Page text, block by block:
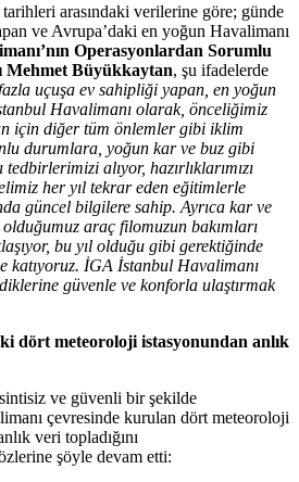
arasındaki verilerine göre; günde
ve Avrupa’daki en yoğun Havalimanı
Operasyonlardan Sorumlu
Mehmet Büyükkaytan, şu ifadelerde
uçuşa ev sahipliği yapan, en yoğun
Havalimanı olarak, önceliğimiz
için diğer tüm önlemler gibi iklim
durumlara, yoğun kar ve buz gibi
alıyor, hazırlıklarımızı
her yıl tekrar eden eğitimlerle
güncel bilgilere sahip. Ayrıca kar ve
araç filomuzun bakımları
bu yıl olduğu gibi gerektiğinde
katıyoruz. İGA İstanbul Havalimanı
güvenle ve konforla ulaştırmak
dört meteoroloji istasyonundan anlık
ve güvenli bir şekilde
çevresinde kurulan dört meteoroloji
veri topladığını
şöyle devam etti: